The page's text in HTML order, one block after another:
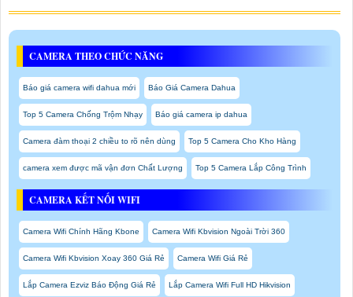
CAMERA THEO CHỨC NĂNG
Báo giá camera wifi dahua mới Báo Giá Camera Dahua
Top 5 Camera Chống Trộm Nhạy Báo giá camera ip dahua
Camera đàm thoại 2 chiều to rõ nên dùng Top 5 Camera Cho Kho Hàng
camera xem được mã vận đơn Chất Lượng Top 5 Camera Lắp Công Trình
CAMERA KẾT NỐI WIFI
Camera Wifi Chính Hãng Kbone Camera Wifi Kbvision Ngoài Trời 360
Camera Wifi Kbvision Xoay 360 Giá Rẻ Camera Wifi Giá Rẻ
Lắp Camera Ezviz Báo Động Giá Rẻ Lắp Camera Wifi Full HD Hikvision